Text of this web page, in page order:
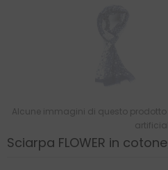
Alcune immagini di questo
Sciarpa FLOWER in